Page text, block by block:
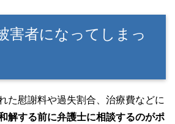
害者になってしまっ
た慰謝料や過失割合、治療費などに
解する前に弁護士に相談するのがポ